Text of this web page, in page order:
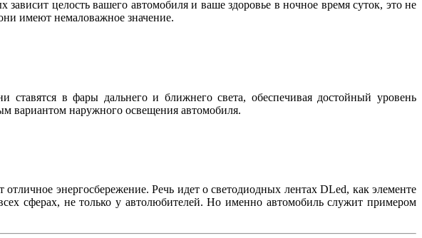
целость вашего автомобиля и ваше здоровье в ночное время суток, это не
имеют немаловажное значение.
в фары дальнего и ближнего света, обеспечивая достойный уровень
вариантом наружного освещения автомобиля.
энергосбережение. Речь идет о светодиодных лентах DLed, как элементе
сферах, не только у автолюбителей. Но именно автомобиль служит примером